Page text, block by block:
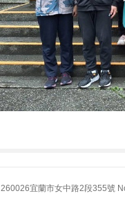
260026宜蘭市女中路2段355號